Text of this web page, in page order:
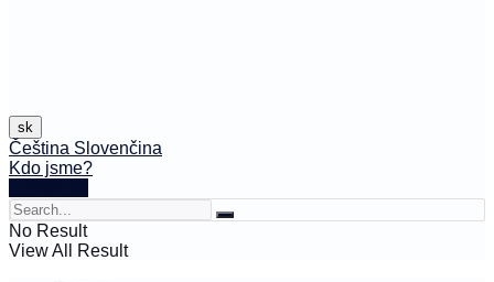
sk
Čeština Slovenčina
Kdo jsme?
No Result
View All Result